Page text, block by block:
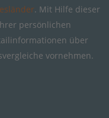
. Mit Hilfe dieser
persönlichen
über
vornehmen.